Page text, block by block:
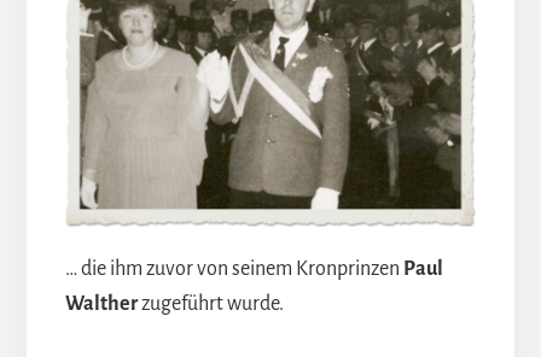
… die ihm zuvor von seinem Kronprinzen Paul
Waltherzugeführt wurde.